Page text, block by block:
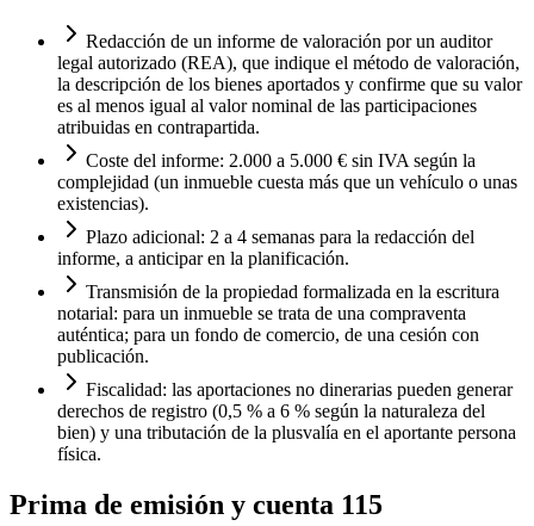
Redacción de un informe de valoración por un auditor
legal autorizado (REA), que indique el método de valoración,
la descripción de los bienes aportados y confirme que su valor
es al menos igual al valor nominal de las participaciones
atribuidas en contrapartida.
Coste del informe: 2.000 a 5.000 € sin IVA según la
complejidad (un inmueble cuesta más que un vehículo o unas
existencias).
Plazo adicional: 2 a 4 semanas para la redacción del
informe, a anticipar en la planificación.
Transmisión de la propiedad formalizada en la escritura
notarial: para un inmueble se trata de una compraventa
auténtica; para un fondo de comercio, de una cesión con
publicación.
Fiscalidad: las aportaciones no dinerarias pueden generar
derechos de registro (0,5 % a 6 % según la naturaleza del
bien) y una tributación de la plusvalía en el aportante persona
física.
Prima de emisión y cuenta 115